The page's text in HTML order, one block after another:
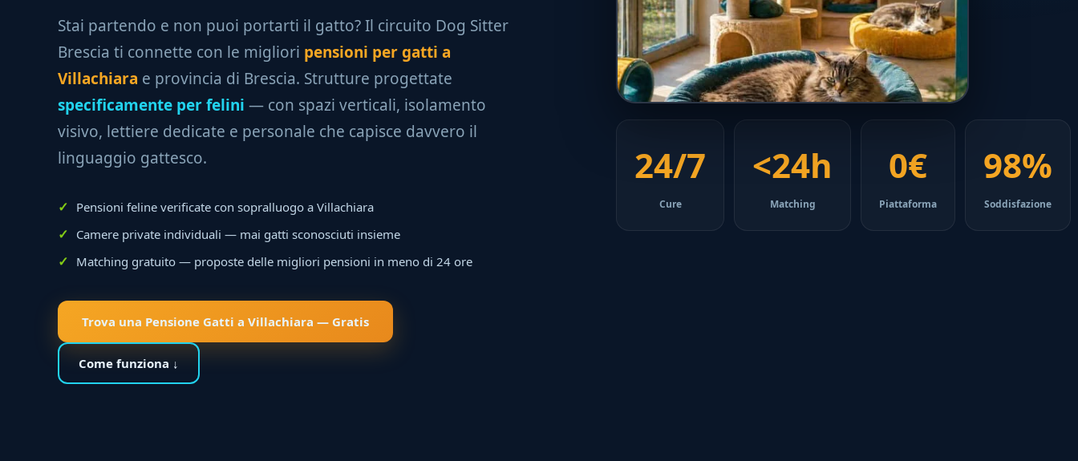
Stai partendo e non puoi portarti il gatto? Il circuito Dog Sitter
Brescia ti connette con le migliori pensioni per gatti a
Villachiara e provincia di Brescia. Strutture progettate
specificamente per felini — con spazi verticali, isolamento
visivo, lettiere dedicate e personale che capisce davvero il
linguaggio gattesco.
Pensioni feline verificate con sopralluogo a Villachiara
Camere private individuali — mai gatti sconosciuti insieme
Matching gratuito — proposte delle migliori pensioni in meno di 24 ore
Trova una Pensione Gatti a Villachiara — Gratis
Come funziona ↓
24/7
Cure
<24h
Matching
0€
Piattaforma
98%
Soddisfazione